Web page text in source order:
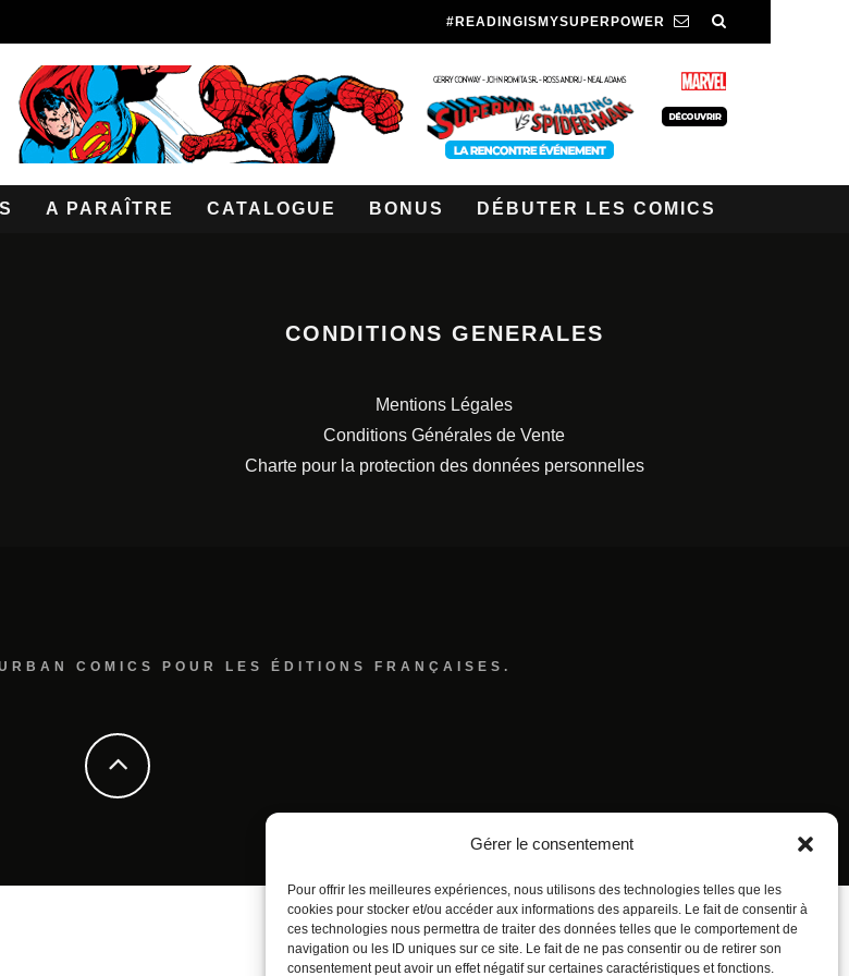
Gérer le consentement
Pour offrir les meilleures expériences, nous utilisons des technologies telles que les
cookies pour stocker et/ou accéder aux informations des appareils. Le fait de consentir à
ces technologies nous permettra de traiter des données telles que le comportement de
navigation ou les ID uniques sur ce site. Le fait de ne pas consentir ou de retirer son
consentement peut avoir un effet négatif sur certaines caractéristiques et fonctions.
#READINGISMYSUPERPOWER
A PARAÎTRE CATALOGUE BONUS DÉBUTER LES COMICS
CONDITIONS GENERALES
Mentions Légales
Conditions Générales de Vente
Charte pour la protection des données personnelles
COMICS POUR LES ÉDITIONS FRANÇAISES.